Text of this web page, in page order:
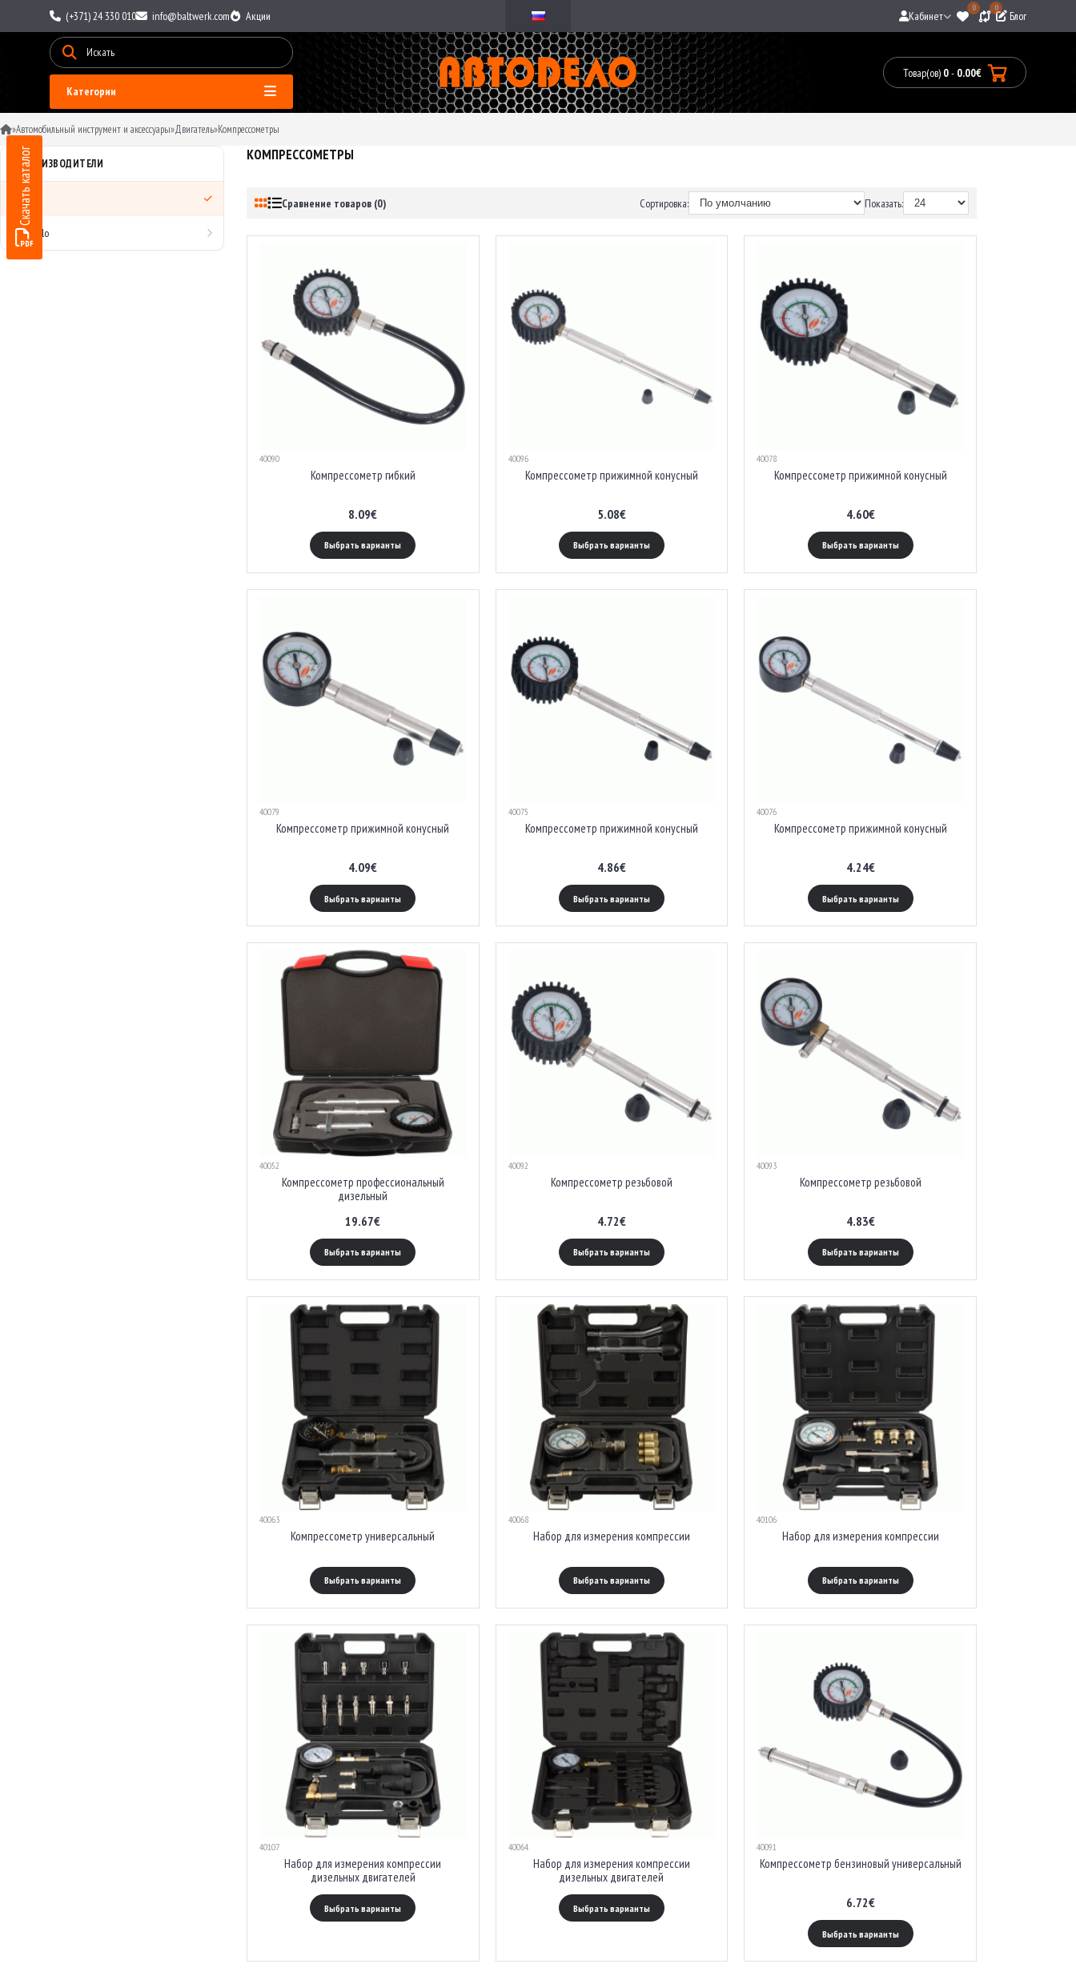
(+371) 24 330 010 info@baltwerk.com Акции Кабинет
0 0
Блог
Категории
Товар(ов) 0- 0.00€
Товары:
Скачать каталог
»Автомобильный инструмент и аксессуары»Двигатель»Компрессометры
ПРОИЗВОДИТЕЛИ
Все
AvtoDelo
КОМПРЕССОМЕТРЫ
Сравнение товаров (0) Сортировка: Показать:
40090
Компрессометр гибкий
8.09€
Выбрать варианты
40096
Компрессометр прижимной конусный
5.08€
Выбрать варианты
40078
Компрессометр прижимной конусный
4.60€
Выбрать варианты
40079
Компрессометр прижимной конусный
4.09€
Выбрать варианты
40075
Компрессометр прижимной конусный
4.86€
Выбрать варианты
40076
Компрессометр прижимной конусный
4.24€
Выбрать варианты
40052
Компрессометр профессиональный
дизельный
19.67€
Выбрать варианты
40092
Компрессометр резьбовой
4.72€
Выбрать варианты
40093
Компрессометр резьбовой
4.83€
Выбрать варианты
40063
Компрессометр универсальный
Выбрать варианты
40068
Набор для измерения компрессии
Выбрать варианты
40106
Набор для измерения компрессии
Выбрать варианты
40107
Набор для измерения компрессии
дизельных двигателей
Выбрать варианты
40064
Набор для измерения компрессии
дизельных двигателей
Выбрать варианты
40091
Компрессометр бензиновый универсальный
6.72€
Выбрать варианты